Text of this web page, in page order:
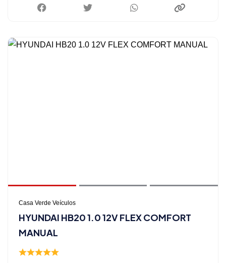
Casa Verde Veículos
HYUNDAI HB20 1.0 12V FLEX COMFORT
MANUAL